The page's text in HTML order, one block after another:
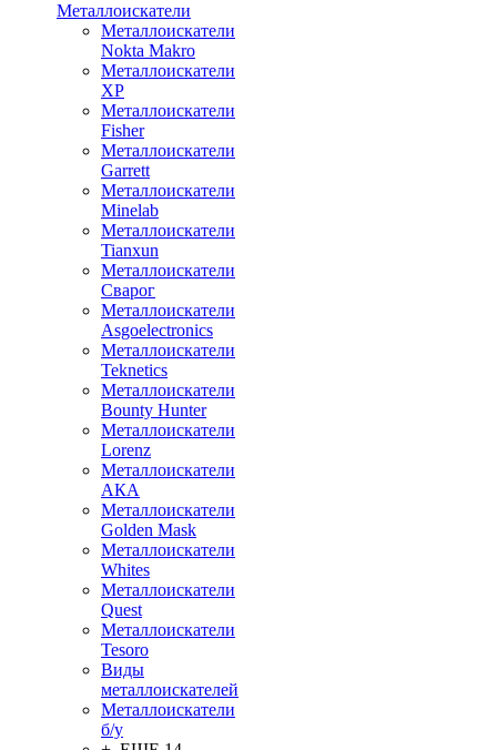
Металлоискатели
Металлоискатели
Nokta Makro
Металлоискатели
XP
Металлоискатели
Fisher
Металлоискатели
Garrett
Металлоискатели
Minelab
Металлоискатели
Tianxun
Металлоискатели
Сварог
Металлоискатели
Asgoelectronics
Металлоискатели
Teknetics
Металлоискатели
Bounty Hunter
Металлоискатели
Lorenz
Металлоискатели
АКА
Металлоискатели
Golden Mask
Металлоискатели
Whites
Металлоискатели
Quest
Металлоискатели
Tesoro
Виды
металлоискателей
Металлоискатели
б/у